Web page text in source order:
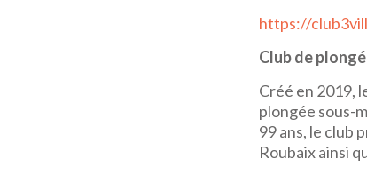
https://
Club de
Créé en 2019,
plongée sous-
99 ans, le club
Roubaix ainsi